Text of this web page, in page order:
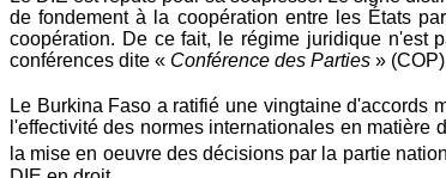
de fondement à la coopération entre les États
coopération. De ce fait, le régime juridique n'est
conférences dite « Conférence des Parties »
Le Burkina Faso a ratifié une vingtaine d'accords
l'effectivité des normes internationales en
la mise en oeuvre des décisions par la partie